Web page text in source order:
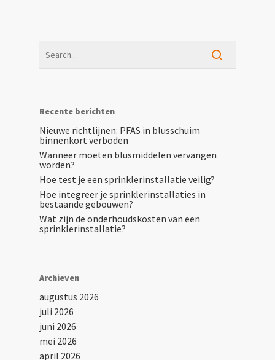
Recente berichten
Nieuwe richtlijnen: PFAS in blusschuim
binnenkort verboden
Wanneer moeten blusmiddelen vervangen
worden?
Hoe test je een sprinklerinstallatie veilig?
Hoe integreer je sprinklerinstallaties in
bestaande gebouwen?
Wat zijn de onderhoudskosten van een
sprinklerinstallatie?
Archieven
augustus 2026
juli 2026
juni 2026
mei 2026
april 2026